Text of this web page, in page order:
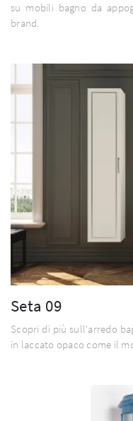
su mobili bagno da
brand.
Seta 09
Scopri di più sull'arredo
in laccato opaco come il